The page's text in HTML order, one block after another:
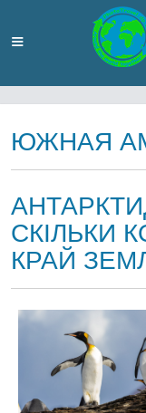
ЮЖНАЯ
СКІЛЬКИ
КРАЙ